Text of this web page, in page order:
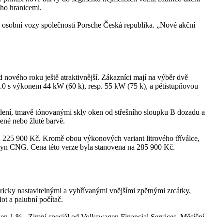
hranicemi.
vozy společnosti Porsche Česká republika. „Nové akční
roku ještě atraktivnější. Zákazníci mají na výběr dvě
s výkonem 44 kW (60 k), resp. 55 kW (75 k), a pětistupňovou
tmavě tónovanými skly oken od střešního sloupku B dozadu a
nebo žluté barvě.
900 Kč. Kromě obou výkonových variant litrového tříválce,
CNG. Cena této verze byla stanovena na 285 900 Kč.
nastavitelnými a vyhřívanými vnějšími zpětnými zrcátky,
a palubní počítač.